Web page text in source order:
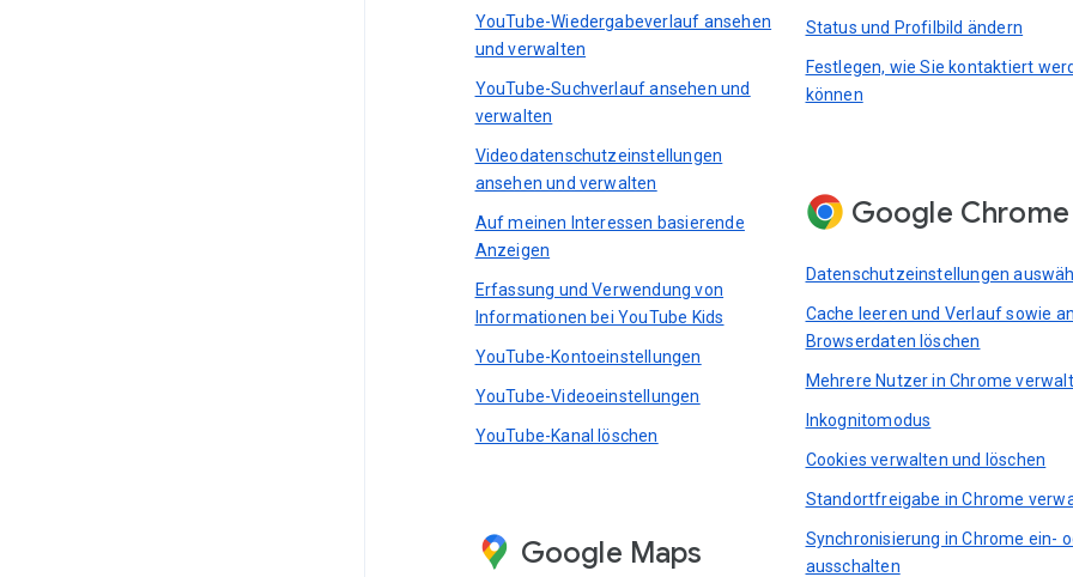
YouTube-Wiedergabeverlauf ansehen
und verwalten
YouTube-Suchverlauf ansehen und
verwalten
Videodatenschutzeinstellungen
ansehen und verwalten
Auf meinen Interessen basierende
Anzeigen
Erfassung und Verwendung von
Informationen bei YouTube Kids
YouTube-Kontoeinstellungen
YouTube-Videoeinstellungen
YouTube-Kanal löschen
Google Maps
Status und Profilbild ändern
Festlegen, wie Sie kontaktiert
können
Google Chrome
Datenschutzeinstellungen
Cache leeren und Verlauf sowie
Browserdaten löschen
Mehrere Nutzer in Chrome
Inkognitomodus
Cookies verwalten und löschen
Standortfreigabe in Chrome
Synchronisierung in Chrome ein-
ausschalten